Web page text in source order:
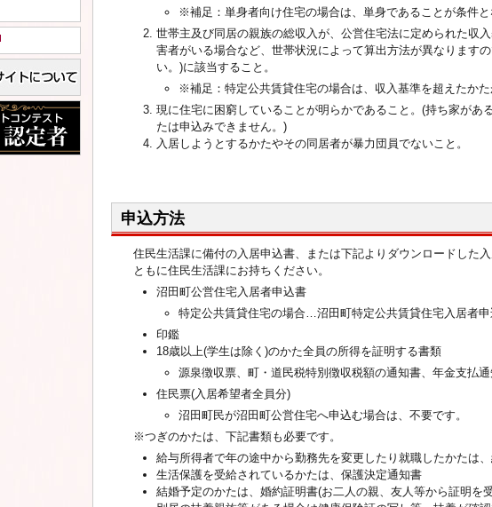
※補足：単身者向け住宅の場合は、単身であることが条件と
世帯主及び同居の親族の総収入が、公営住宅法に定められた収
害者がいる場合など、世帯状況によって算出方法が異なります
い。)に該当すること。
※補足：特定公共賃貸住宅の場合は、収入基準を超えたかた
現に住宅に困窮していることが明らかであること。(持ち家があ
たは申込みできません。)
入居しようとするかたやその同居者が暴力団員でないこと。
申込方法
住民生活課に備付の入居申込書、または下記よりダウンロードした
ともに住民生活課にお持ちください。
沼田町公営住宅入居者申込書
特定公共賃貸住宅の場合…沼田町特定公共賃貸住宅入居者
印鑑
18歳以上(学生は除く)のかた全員の所得を証明する書類
源泉徴収票、町・道民税特別徴収税額の通知書、年金支払通
住民票(入居希望者全員分)
沼田町民が沼田町公営住宅へ申込む場合は、不要です。
※つぎのかたは、下記書類も必要です。
給与所得者で年の途中から勤務先を変更したり就職したかたは
生活保護を受給されているかたは、保護決定通知書
結婚予定のかたは、婚約証明書(お二人の親、友人等から証明を
ジ
開
き
ま
す